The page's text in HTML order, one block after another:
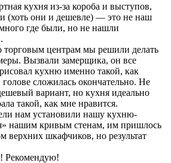
кухня из-за короба и выступов,
(хоть они и дешевле) — это не наш
где были, но не нашли
торговым центрам мы решили делать
Вызвали замерщика, он все
кухню именно такой, как
голове сложилась окончательно. Не
вариант, но кухня идеально
такой, как мне нравится.
нам установили нашу кухню-
нашим кривым стенам, им пришлось
верхних шкафчиков, но результат
Рекомендую!